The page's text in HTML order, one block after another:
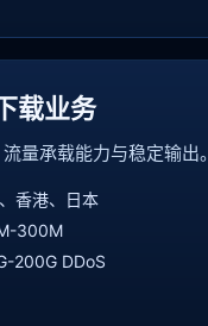
载业务
量承载能力与稳定输出。
香港、日本
300M
200G DDoS